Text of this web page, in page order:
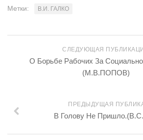
Метки: В.И. ГАЛКО
СЛЕДУЮЩАЯ
О Борьбе Рабочих За
(М.В.ПОПОВ)
ПРЕДЫДУЩАЯ
В Голову Не